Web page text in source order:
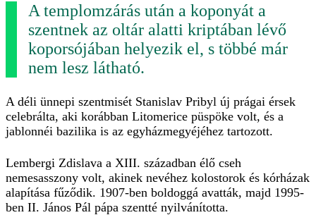
A templomzárás után a koponyát a
szentnek az oltár alatti kriptában lévő
koporsójában helyezik el, s többé már
nem lesz látható.
A déli ünnepi szentmisét Stanislav Pribyl új prágai érsek
celebrálta, aki korábban Litomerice püspöke volt, és a
jablonnéi bazilika is az egyházmegyéjéhez tartozott.
Lembergi Zdislava a XIII. században élő cseh
nemesasszony volt, akinek nevéhez kolostorok és kórházak
alapítása fűződik. 1907-ben boldoggá avatták, majd 1995-
ben II. János Pál pápa szentté nyilvánította.